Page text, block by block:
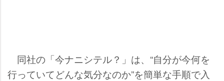
同社の「今ナニシテル？」は、“自分が今何を
行っていてどんな気分なのか”を簡単な手順で入